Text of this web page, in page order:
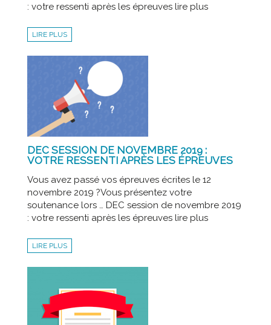
: votre ressenti après les épreuves lire plus
LIRE PLUS
DEC SESSION DE NOVEMBRE 2019 :
VOTRE RESSENTI APRÈS LES ÉPREUVES
Vous avez passé vos épreuves écrites le 12
novembre 2019 ?Vous présentez votre
soutenance lors … DEC session de novembre 2019
: votre ressenti après les épreuves lire plus
LIRE PLUS